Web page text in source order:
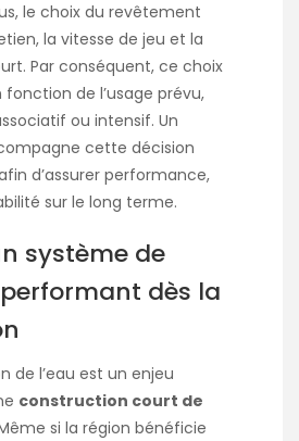
le choix du revêtement
la vitesse de jeu et la
Par conséquent, ce choix
de l’usage prévu,
ou intensif. Un
cette décision
d’assurer performance,
sur le long terme.
système de
dès la
de l’eau est un enjeu
construction court de
si la région bénéficie